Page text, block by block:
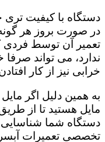
دستگاه با کیفیت تری
در صورت بروز هر
تعمیر آن توسط فردی
ندارد، می تواند صرفا
خرابی نیز از کار
به همین دلیل اگر
مایل هستید تا از
دستگاه شما شناسایی